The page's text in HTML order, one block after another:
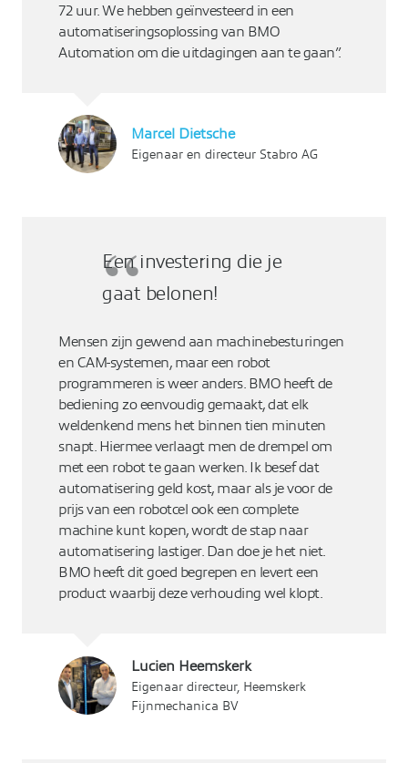
72 uur. We hebben geïnvesteerd in een
automatiseringsoplossing van BMO
Automation om die uitdagingen aan te gaan”.
Marcel Dietsche
Eigenaar en directeur Stabro AG
Een investering die je
gaat belonen!
Mensen zijn gewend aan machinebesturingen
en CAM-systemen, maar een robot
programmeren is weer anders. BMO heeft de
bediening zo eenvoudig gemaakt, dat elk
weldenkend mens het binnen tien minuten
snapt. Hiermee verlaagt men de drempel om
met een robot te gaan werken. Ik besef dat
automatisering geld kost, maar als je voor de
prijs van een robotcel ook een complete
machine kunt kopen, wordt de stap naar
automatisering lastiger. Dan doe je het niet.
BMO heeft dit goed begrepen en levert een
product waarbij deze verhouding wel klopt.
Lucien Heemskerk
Eigenaar directeur, Heemskerk
Fijnmechanica BV